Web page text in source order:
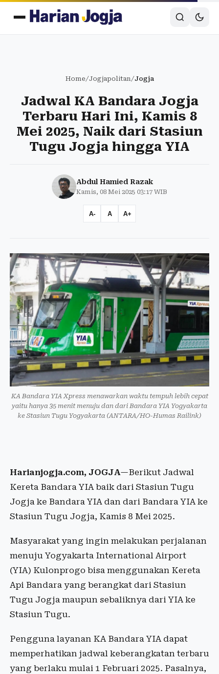
Home/Jogjapolitan/Jogja
Jadwal KA Bandara Jogja
Terbaru Hari Ini, Kamis 8
Mei 2025, Naik dari Stasiun
Tugu Jogja hingga YIA
Abdul Hamied Razak
Kamis, 08 Mei 2025 03:17 WIB
A- A A+
KA Bandara YIA Xpress menawarkan waktu tempuh lebih cepat
yaitu hanya 35 menit menuju dan dari Bandara YIA Yogyakarta
ke Stasiun Tugu Yogyakarta (ANTARA/HO-Humas Railink)
Harianjogja.com, JOGJA—Berikut Jadwal
Kereta Bandara YIA baik dari Stasiun Tugu
Jogja ke Bandara YIA dan dari Bandara YIA ke
Stasiun Tugu Jogja, Kamis 8 Mei 2025.
Masyarakat yang ingin melakukan perjalanan
menuju Yogyakarta International Airport
(YIA) Kulonprogo bisa menggunakan Kereta
Api Bandara yang berangkat dari Stasiun
Tugu Jogja maupun sebaliknya dari YIA ke
Stasiun Tugu.
Pengguna layanan KA Bandara YIA dapat
memperhatikan jadwal keberangkatan terbaru
yang berlaku mulai 1 Februari 2025. Pasalnya,